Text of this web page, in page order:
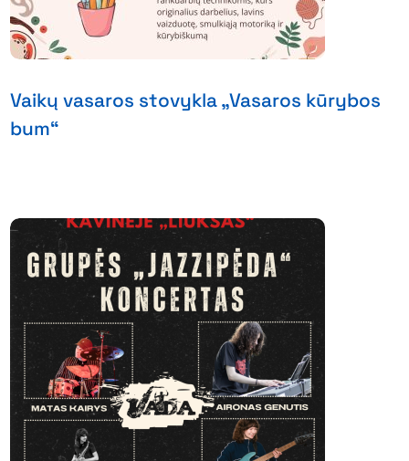
Vaikų vasaros stovykla „Vasaros kūrybos
bum“